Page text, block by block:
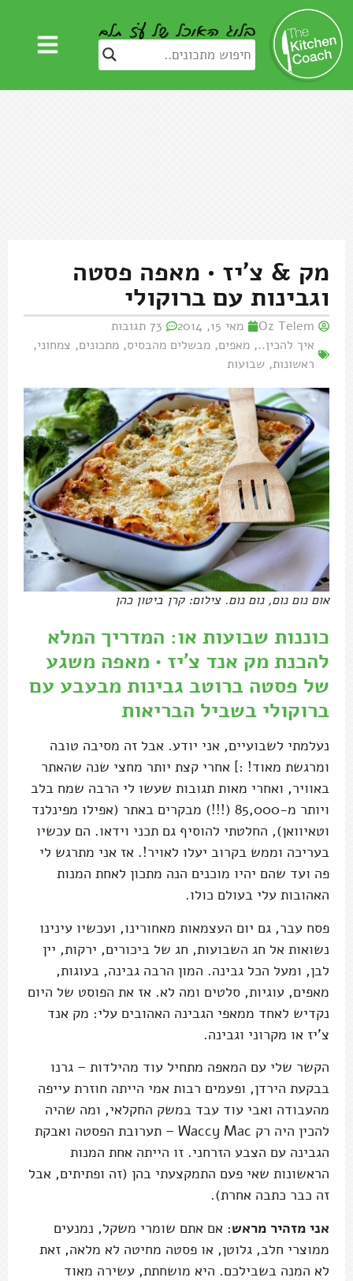
מק & צ'יז • מאפה פסטה
וגבינות עם ברוקולי
Oz Telem מאי 15, 2014
73 תגובות
איך להכין.., מאפים, מבשלים מהבסיס, מתכונים, צמחוני,
ראשונות, שבועות
אום נום נום, נום נום. צילום: קרן ביטון כהן
כוננות שבועות או: המדריך המלא
להכנת מק אנד צ'יז • מאפה משגע
של פסטה ברוטב גבינות מבעבע עם
ברוקולי בשביל הבריאות
נעלמתי לשבועיים, אני יודע. אבל זה מסיבה טובה
ומרגשת מאוד! :] אחרי קצת יותר מחצי שנה שהאתר
באוויר, ואחרי מאות תגובות שעשו לי הרבה שמח בלב
ויותר מ-85,000 (!!!) מבקרים באתר (אפילו מפינלנד
וטאיוואן), החלטתי להוסיף גם תכני וידאו. הם עכשיו
בעריכה וממש בקרוב יעלו לאויר!. אז אני מתרגש לי
פה ועד שהם יהיו מוכנים הנה מתכון לאחת המנות
האהובות עלי בעולם כולו.
פסח עבר, גם יום העצמאות מאחורינו, ועכשיו עינינו
נשואות אל חג השבועות, חג של ביכורים, ירקות, יין
לבן, ומעל הכל גבינה. המון הרבה גבינה, בעוגות,
מאפים, עוגיות, סלטים ומה לא. אז את הפוסט של היום
נקדיש לאחד ממאפי הגבינה האהובים עלי: מק אנד
צ'יז או מקרוני וגבינה.
הקשר שלי עם המאפה מתחיל עוד מהילדות – גרנו
בבקעת הירדן, ופעמים רבות אמי הייתה חוזרת עייפה
מהעבודה ואבי עוד עבד במשק החקלאי, ומה שהיה
להכין היה רק Waccy Mac – תערובת הפסטה ואבקת
הגבינה עם הצבע הזרחני. זו הייתה אחת המנות
הראשונות שאי פעם התמקצעתי בהן (זה ופתיתים, אבל
זה כבר כתבה אחרת).
אני מזהיר מראש: אם אתם שומרי משקל, נמנעים
ממוצרי חלב, גלוטן, או פסטה מחיטה לא מלאה, זאת
לא המנה בשבילכם. היא מושחתת, עשירה מאוד